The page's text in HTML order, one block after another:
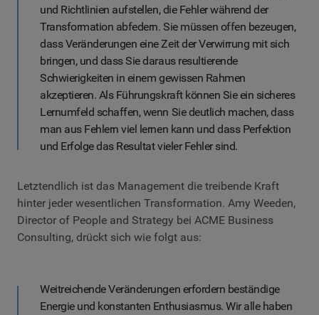
und Richtlinien aufstellen, die Fehler während der
Transformation abfedern. Sie müssen offen bezeugen,
dass Veränderungen eine Zeit der Verwirrung mit sich
bringen, und dass Sie daraus resultierende
Schwierigkeiten in einem gewissen Rahmen
akzeptieren. Als Führungskraft können Sie ein sicheres
Lernumfeld schaffen, wenn Sie deutlich machen, dass
man aus Fehlern viel lernen kann und dass Perfektion
und Erfolge das Resultat vieler Fehler sind.
Letztendlich ist das Management die treibende Kraft
hinter jeder wesentlichen Transformation. Amy Weeden,
Director of People and Strategy bei ACME Business
Consulting, drückt sich wie folgt aus:
Weitreichende Veränderungen erfordern beständige
Energie und konstanten Enthusiasmus. Wir alle haben